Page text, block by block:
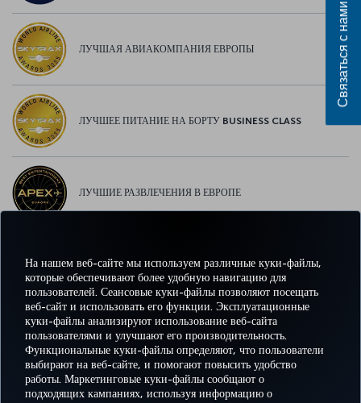
На нашем веб-сайте мы используем различные куки-файлы,
которые обеспечивают более удобную навигацию для
пользователей. Сеансовые куки-файлы позволяют посещать
веб-сайт и использовать его функции. Эксплуатационные
куки-файлы анализируют использование веб-сайта
пользователями и улучшают его производительность.
Функциональные куки-файлы определяют, что пользователи
выбирают на веб-сайте, и помогают повысить удобство
работы. Маркетинговые куки-файлы сообщают о
подходящих кампаниях, используя информацию о
ЛУЧШАЯ АВИАКОМПАНИЯ ЕВРОПЫ
ЛУЧШЕЕ ПИТАНИЕ НА БОРТУ BUSINESS CLASS
ЛУЧШИЕ РАЗВЛЕЧЕНИЯ В ЕВРОПЕ
ЛУЧШИЙ WI-FI В ЕВРОПЕ
Facebook
TwitterInstagram
YouTubeLinkedIn
TikTokБлогPinterest
БРОНИРУЙТЕ И
ПРЕДЛОЖЕНИЯ
Связаться с нами